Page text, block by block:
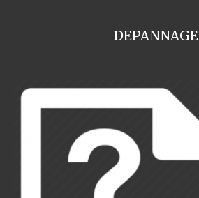
DEPANNAGE